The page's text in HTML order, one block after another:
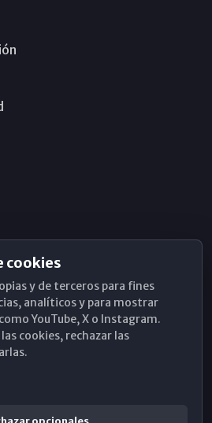
cookies
y de terceros para fines
analíticos y para mostrar
YouTube, X o Instagram.
cookies, rechazar las